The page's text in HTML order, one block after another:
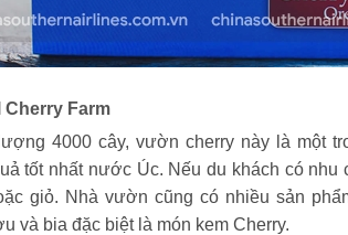
Cherry Farm
4000 cây, vườn cherry này là một
tốt nhất nước Úc. Nếu du khách có
giỏ. Nhà vườn cũng có nhiều sản
và bia đặc biệt là món kem Cherry.